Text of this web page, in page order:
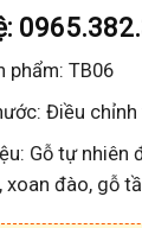
phẩm: TB06
Điều
Gỗ tự nhiên
xoan đào, gỗ